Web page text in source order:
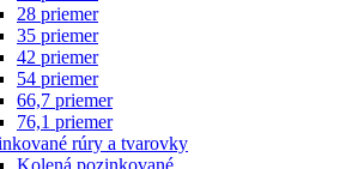
28 priemer
35 priemer
42 priemer
54 priemer
66,7 priemer
76,1 priemer
rúry a tvarovky
Kolená pozinkované